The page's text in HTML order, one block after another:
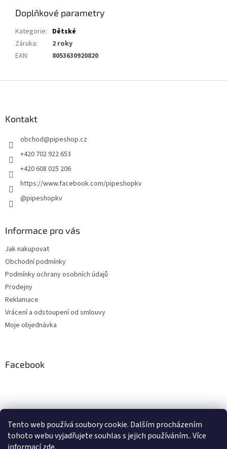
Tento web používá soubory cookie. Dalším procházením
tohoto webu vyjadřujete souhlas s jejich používáním.. Více
Doplňkové parametry
Kategorie: Dětské
Záruka:
2 roky
EAN: 8053630920820
Kontakt
obchod@pipeshop.cz
+420 702 922 653
+420 608 025 206
https://www.facebook.com/pipeshopkv
@pipeshopkv
Informace pro vás
Jak nakupovat
Obchodní podmínky
Podmínky ochrany osobních údajů
Prodejny
Reklamace
Vrácení a odstoupení od smlouvy
Moje objednávka
Facebook
Instagram
Sledovat na Instagramu